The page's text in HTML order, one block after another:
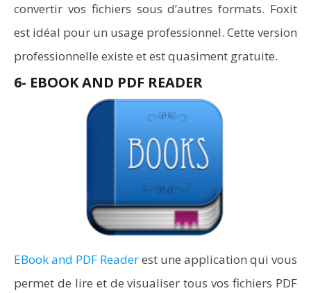
convertir vos fichiers sous d’autres formats. Foxit
est idéal pour un usage professionnel. Cette version
professionnelle existe et est quasiment gratuite.
6- EBOOK AND PDF READER
EBook and PDF Readerest une application qui vous
permet de lire et de visualiser tous vos fichiers PDF